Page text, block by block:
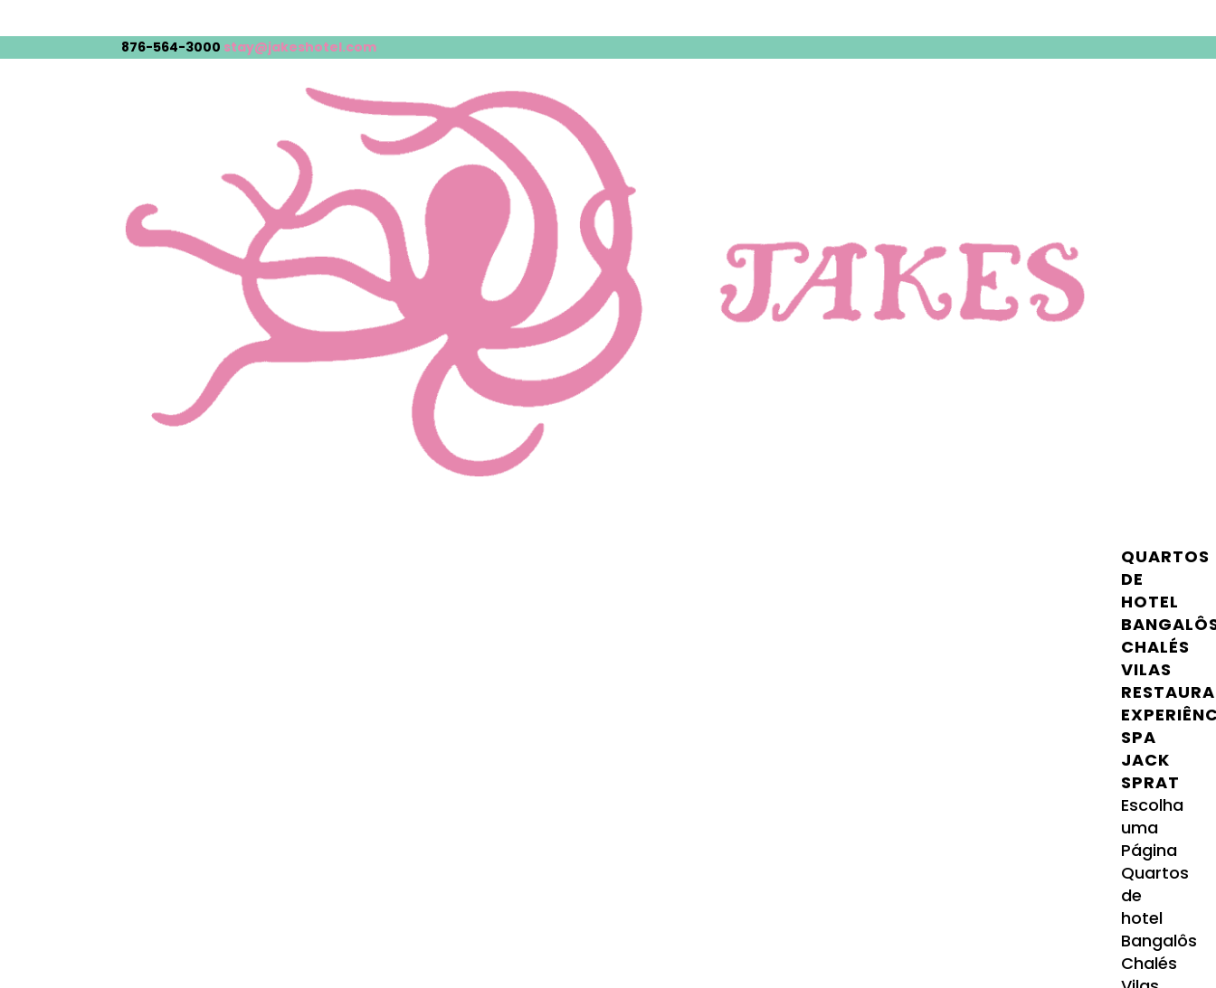
876-564-3000 stay@jakeshotel.com
QUARTOS
DE
HOTEL
CHALÉS
VILAS
SPA
JACK
SPRAT
Escolha
uma
Página
Quartos
de
hotel
Bangalôs
Chalés